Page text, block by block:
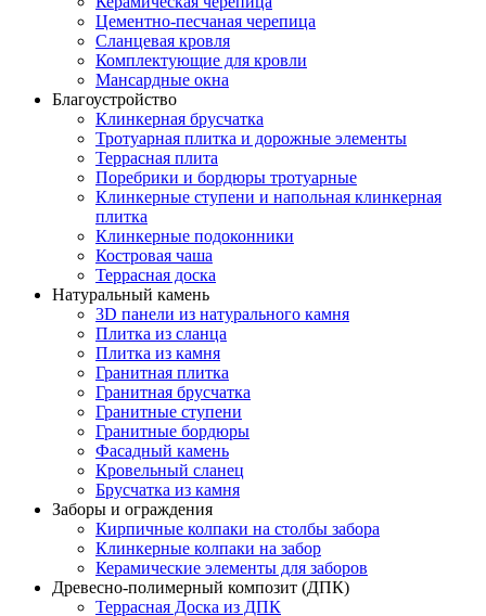
Цементно-песчаная черепица
Сланцевая кровля
Комплектующие для кровли
Мансардные окна
Благоустройство
Клинкерная брусчатка
Тротуарная плитка и дорожные элементы
Террасная плита
Поребрики и бордюры тротуарные
Клинкерные ступени и напольная клинкерная
плитка
Клинкерные подоконники
Костровая чаша
Террасная доска
Натуральный камень
3D панели из натурального камня
Плитка из сланца
Плитка из камня
Гранитная плитка
Гранитная брусчатка
Гранитные ступени
Гранитные бордюры
Фасадный камень
Кровельный сланец
Брусчатка из камня
Заборы и ограждения
Кирпичные колпаки на столбы забора
Клинкерные колпаки на забор
Керамические элементы для заборов
Древесно-полимерный композит (ДПК)
Террасная Доска из ДПК